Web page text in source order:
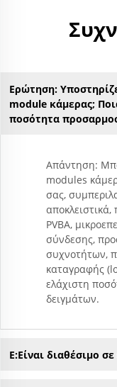
Ερώτηση:
module κάμερας;
ποσότητα
Απάντηση:
modules
σας,
PVBA,
σύνδεσης,
συχνοτήτων,
καταγραφής
ελάχιστη
δειγμάτων.
Ε:Είναι διαθέσιμο